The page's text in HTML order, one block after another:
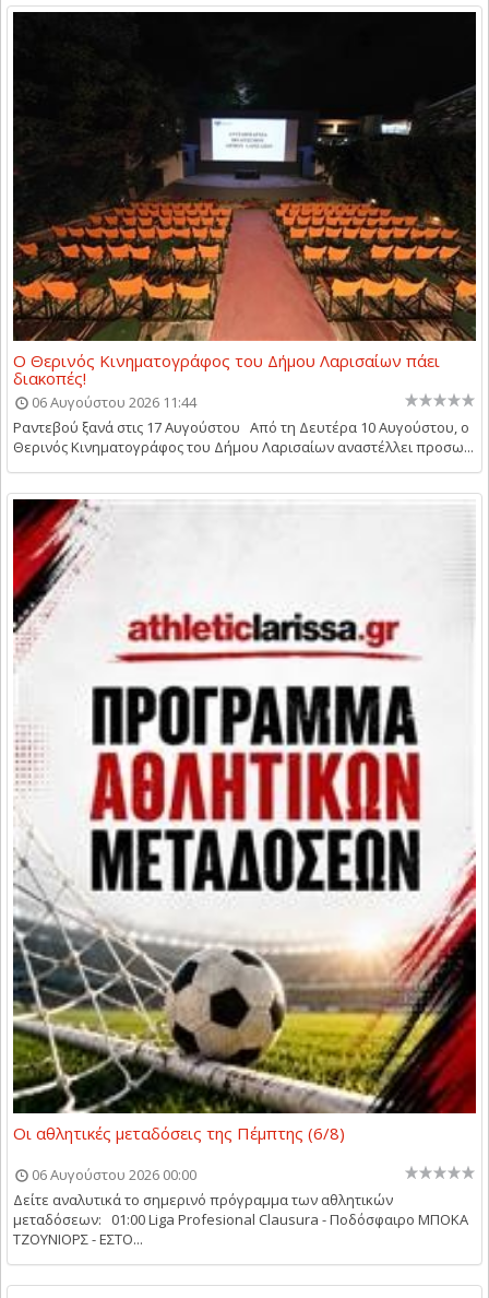
Ο Θερινός Κινηματογράφος του Δήμου Λαρισαίων πάει
διακοπές!
06 Αυγούστου 2026 11:44
Ραντεβού ξανά στις 17 Αυγούστου Από τη Δευτέρα 10 Αυγούστου, ο
Θερινός Κινηματογράφος του Δήμου Λαρισαίων αναστέλλει προσω...
Οι αθλητικές μεταδόσεις της Πέμπτης (6/8)
06 Αυγούστου 2026 00:00
Δείτε αναλυτικά το σημερινό πρόγραμμα των αθλητικών
μεταδόσεων: 01:00 Liga Profesional Clausura - Ποδόσφαιρο ΜΠΟΚΑ
ΤΖΟΥΝΙΟΡΣ - ΕΣΤΟ...